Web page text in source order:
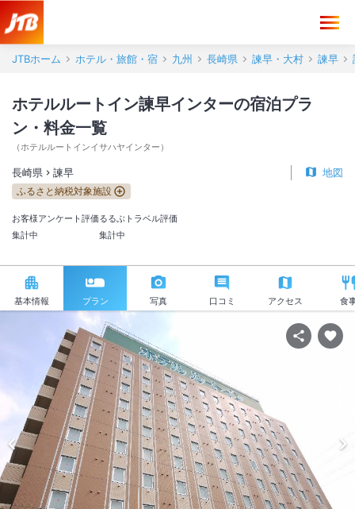
JTBホーム ホテル・旅館・宿 九州 長崎県 諫早・大村 諫早
ホテルルートイン諫早インターの宿泊プラ
ン・料金一覧
（ホテルルートインイサハヤインター ）
長崎県 諫早 地図
ふるさと納税対象施設
お客様アンケート評価
集計中
るるぶトラベル評価
集計中
基本情報 プラン 写真 口コミ アクセス 食